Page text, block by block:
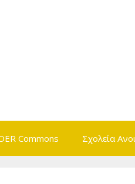
Commons Σχολεία